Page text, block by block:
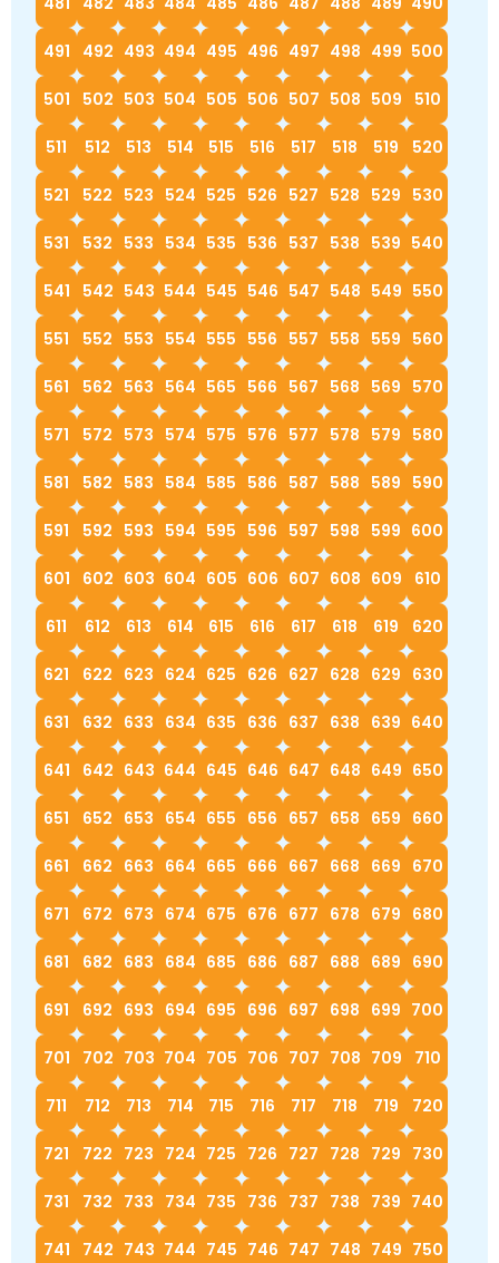
491 492 493 494 495 496 497 498 499 500
501 502 503 504 505 506 507 508 509 510
511 512 513 514 515 516 517 518 519 520
521 522 523 524 525 526 527 528 529 530
531 532 533 534 535 536 537 538 539 540
541 542 543 544 545 546 547 548 549 550
551 552 553 554 555 556 557 558 559 560
561 562 563 564 565 566 567 568 569 570
571 572 573 574 575 576 577 578 579 580
581 582 583 584 585 586 587 588 589 590
591 592 593 594 595 596 597 598 599 600
601 602 603 604 605 606 607 608 609 610
611 612 613 614 615 616 617 618 619 620
621 622 623 624 625 626 627 628 629 630
631 632 633 634 635 636 637 638 639 640
641 642 643 644 645 646 647 648 649 650
651 652 653 654 655 656 657 658 659 660
661 662 663 664 665 666 667 668 669 670
671 672 673 674 675 676 677 678 679 680
681 682 683 684 685 686 687 688 689 690
691 692 693 694 695 696 697 698 699 700
701 702 703 704 705 706 707 708 709 710
711 712 713 714 715 716 717 718 719 720
721 722 723 724 725 726 727 728 729 730
731 732 733 734 735 736 737 738 739 740
741 742 743 744 745 746 747 748 749 750